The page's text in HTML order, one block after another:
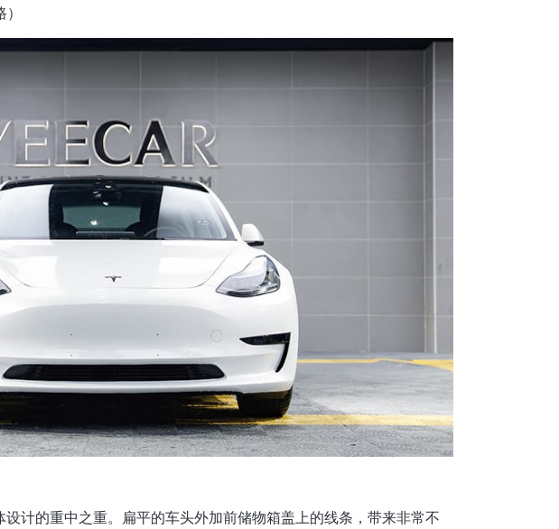
设计的重中之重。扁平的车头外加前储物箱盖上的线条，带来非常不